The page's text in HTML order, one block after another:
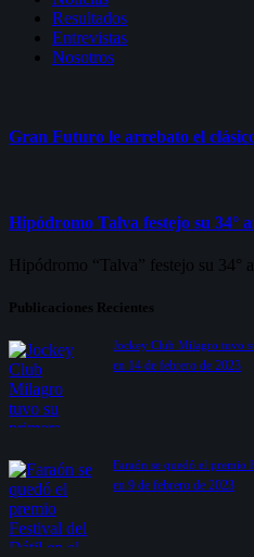
Resultados
Entrevistas
Nosotros
Gran Futuro le arrebato el
Hipódromo Talva festejo su 34°
Hipódromo “Talva” festejo su
Publicaciones Recientes
Jockey Club Milagro tuvo
en 14 de febrero de 2023
Faraón se quedó el premio
en 9 de febrero de 2023